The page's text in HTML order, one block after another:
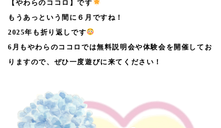
【やわらのココロ】です
もうあっという間に６月ですね！
2025年も折り返しです
6月もやわらのココロでは無料説明会や体験会を開催してお
りますので、ぜひ一度遊びに来てください！